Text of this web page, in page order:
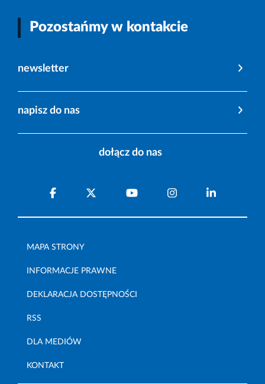
Pozostańmy w kontakcie
newsletter
napisz do nas
dołącz do nas
MAPA STRONY
INFORMACJE PRAWNE
DEKLARACJA DOSTĘPNOŚCI
RSS
DLA MEDIÓW
KONTAKT